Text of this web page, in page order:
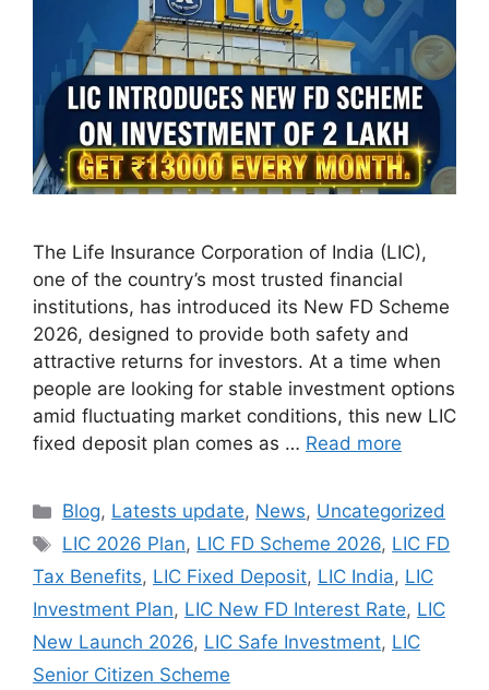
The Life Insurance Corporation of India (LIC),
one of the country’s most trusted financial
institutions, has introduced its New FD Scheme
2026, designed to provide both safety and
attractive returns for investors. At a time when
people are looking for stable investment options
amid fluctuating market conditions, this new LIC
fixed deposit plan comes as … Read more
Categories
Blog, Latests update, News, Uncategorized
Tags
LIC 2026 Plan, LIC FD Scheme 2026, LIC FD
Tax Benefits, LIC Fixed Deposit, LIC India, LIC
Investment Plan, LIC New FD Interest Rate, LIC
New Launch 2026, LIC Safe Investment, LIC
Senior Citizen Scheme